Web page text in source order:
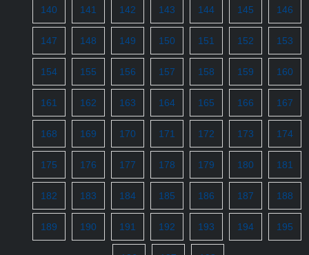
140 141 142 143 144 145 146
147 148 149 150 151 152 153
154 155 156 157 158 159 160
161 162 163 164 165 166 167
168 169 170 171 172 173 174
175 176 177 178 179 180 181
182 183 184 185 186 187 188
189 190 191 192 193 194 195